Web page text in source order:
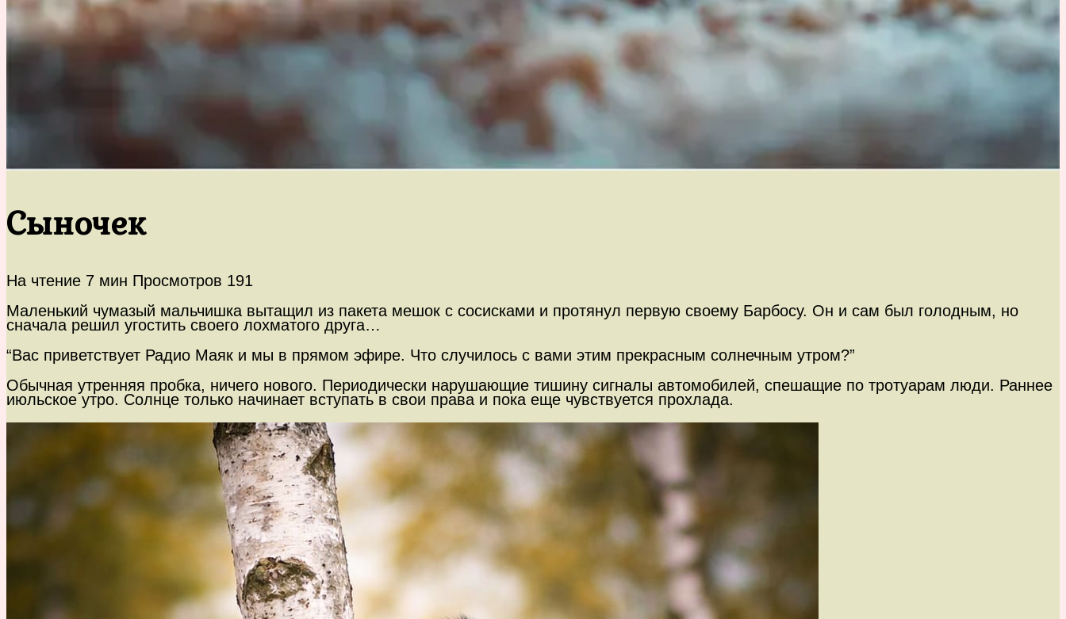
Сыночек
На чтение 7 мин Просмотров 191
Маленький чумазый мальчишка вытащил из пакета мешок с сосисками и протянул первую своему Барбосу. Он и сам был голодным, но
сначала решил угостить своего лохматого друга…
“Вас приветствует Радио Маяк и мы в прямом эфире. Что случилось с вами этим прекрасным солнечным утром?”
Обычная утренняя пробка, ничего нового. Периодически нарушающие тишину сигналы автомобилей, спешащие по тротуарам люди. Раннее
июльское утро. Солнце только начинает вступать в свои права и пока еще чувствуется прохлада.